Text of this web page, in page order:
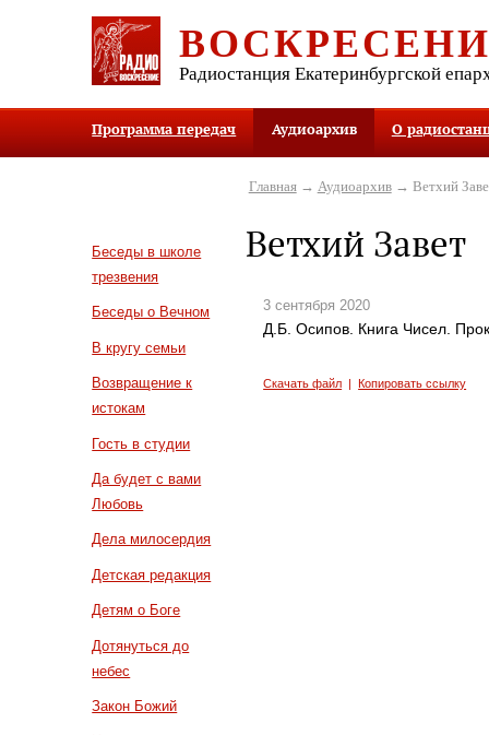
Радиостанция Екатеринбургской
Программа передач Аудиоархив О
Беседы в школе
трезвения
Беседы о Вечном
В кругу семьи
Возвращение к
истокам
Гость в студии
Да будет с вами
Любовь
Дела милосердия
Детская редакция
Детям о Боге
Дотянуться до
небес
Закон Божий
Главная→ Аудиоархив→ Ветхий
Ветхий Завет
3 сентября 2020
Д.Б. Осипов. Книга Чисел.
Скачать файл |Копировать ссылку